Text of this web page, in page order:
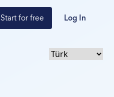
Start for free Log In